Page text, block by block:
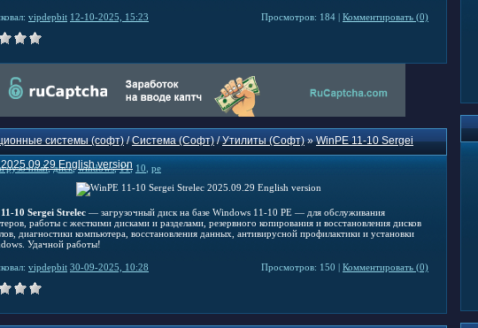
vipdepbit 12-10-2025, 15:23 Просмотров: 184 | Комментировать (0)
системы (софт)/Система (Софт)/Утилиты (Софт)»WinPE 11-10 Sergei
English version
,диск,windows,11, 10 pe
10 Sergei Strelec — загрузочный диск на базе Windows 11-10 PE — для обслуживания
работы с жесткими дисками и разделами, резервного копирования и восстановления дисков
диагностики компьютера, восстановления данных, антивирусной профилактики и установки
Удачной работы!
vipdepbit 30-09-2025, 10:28 Просмотров: 150 | Комментировать (0)